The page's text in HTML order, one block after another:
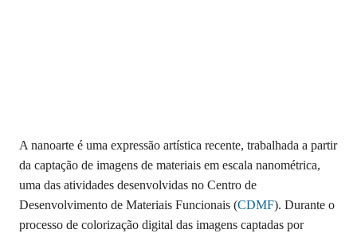
A nanoarte é uma expressão artística recente, trabalhada a partir
da captação de imagens de materiais em escala nanométrica,
uma das atividades desenvolvidas no Centro de
Desenvolvimento de Materiais Funcionais (CDMF). Durante o
processo de colorização digital das imagens captadas por